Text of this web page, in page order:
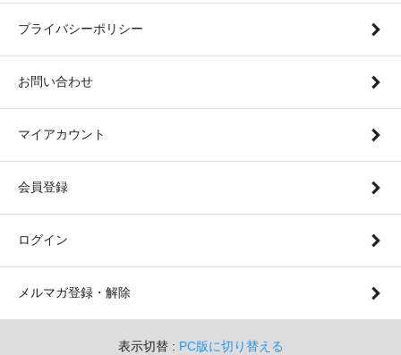
プライバシーポリシー
お問い合わせ
マイアカウント
会員登録
ログイン
メルマガ登録・解除
表示切替 : PC版に切り替える